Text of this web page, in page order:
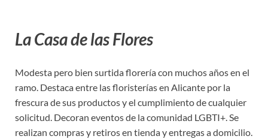
La Casa de las Flores
Modesta pero bien surtida florería con muchos años en el
ramo. Destaca entre las floristerías en Alicante por la
frescura de sus productos y el cumplimiento de cualquier
solicitud. Decoran eventos de la comunidad LGBTI+. Se
realizan compras y retiros en tienda y entregas a domicilio.